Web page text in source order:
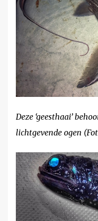
Deze ‘geesthaai’
lichtgevende ogen